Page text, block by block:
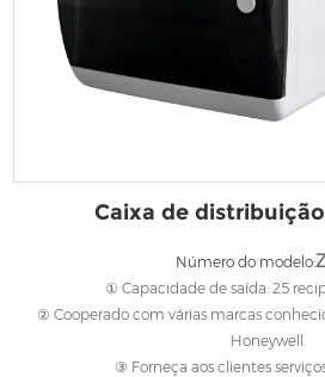
Entre em
Caixa de distribuição
Número do modelo:
① Capacidade de saída: 25
② Cooperado com várias marcas
Honeywell.
③ Forneça aos clientes